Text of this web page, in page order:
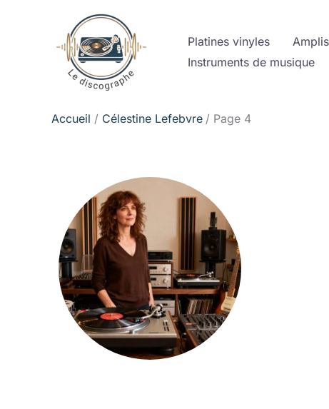
Platines vinyles
Instruments de musique
Accueil Célestine Lefebvre Page 4